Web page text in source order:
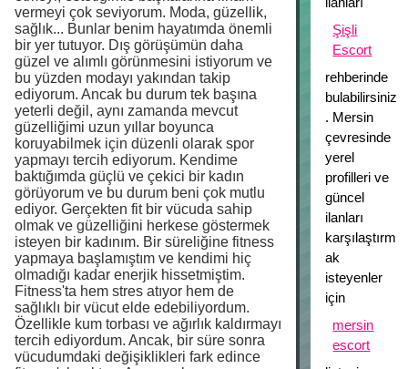
vermeyi çok seviyorum. Moda, güzellik,
sağlık... Bunlar benim hayatımda önemli
bir yer tutuyor. Dış görüşümün daha
güzel ve alımlı görünmesini istiyorum ve
bu yüzden modayı yakından takip
ediyorum. Ancak bu durum tek başına
yeterli değil, aynı zamanda mevcut
güzelliğimi uzun yıllar boyunca
koruyabilmek için düzenli olarak spor
yapmayı tercih ediyorum. Kendime
baktığımda güçlü ve çekici bir kadın
görüyorum ve bu durum beni çok mutlu
ediyor. Gerçekten fit bir vücuda sahip
olmak ve güzelliğini herkese göstermek
isteyen bir kadınım. Bir süreliğine fitness
yapmaya başlamıştım ve kendimi hiç
olmadığı kadar enerjik hissetmiştim.
Fitness'ta hem stres atıyor hem de
sağlıklı bir vücut elde edebiliyordum.
Özellikle kum torbası ve ağırlık kaldırmayı
tercih ediyordum. Ancak, bir süre sonra
vücudumdaki değişiklikleri fark edince
Şişli
Escort
rehberinde
bulabilirsiniz
. Mersin
çevresinde
yerel
profilleri ve
güncel
ilanları
karşılaştırm
ak
isteyenler
için
mersin
escort